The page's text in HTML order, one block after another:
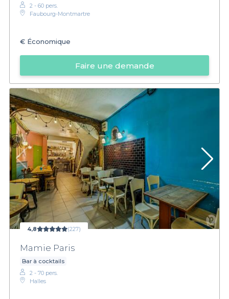
2 - 60 pers.
Faubourg-Montmartre
€ Économique
Faire une demande
4,8 (227)
Mamie Paris
Bar à cocktails
2 - 70 pers.
Halles